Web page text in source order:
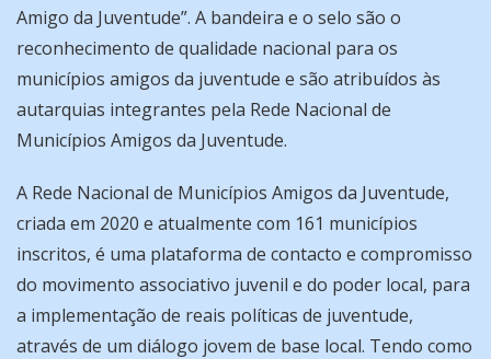
Amigo da Juventude”. A bandeira e o selo são o
reconhecimento de qualidade nacional para os
municípios amigos da juventude e são atribuídos às
autarquias integrantes pela Rede Nacional de
Municípios Amigos da Juventude.
A Rede Nacional de Municípios Amigos da Juventude,
criada em 2020 e atualmente com 161 municípios
inscritos, é uma plataforma de contacto e compromisso
do movimento associativo juvenil e do poder local, para
a implementação de reais políticas de juventude,
através de um diálogo jovem de base local. Tendo como